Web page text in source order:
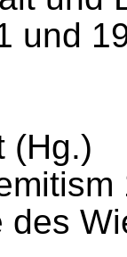
und
(Hg.)
des